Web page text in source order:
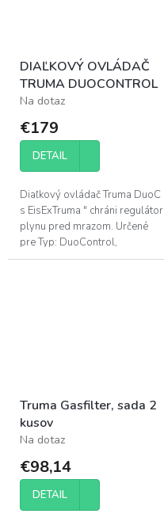
DIAĽKOVÝ OVLÁDAČ
TRUMA DUOCONTROL
Na dotaz
€179
DETAIL
Diaľkový ovládač Truma DuoC
s EisExTruma " chráni regulátor
plynu pred mrazom. Určené
pre Typ: DuoControl,
DuoControl CS
Truma Gasfilter, sada 2
kusov
Na dotaz
€98,14
DETAIL